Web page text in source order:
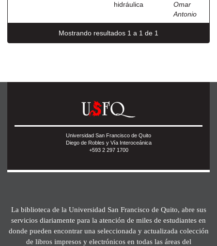
hidráulica
Omar
Antonio
Mostrando resultados 1 a 1 de 1
Universidad San Francisco de Quito
Diego de Robles y Vía Interoceánica
+593 2 297 1700
La biblioteca de la Universidad San Francisco de Quito, abre sus
servicios diariamente para la atención de miles de estudiantes en
donde pueden encontrar una seleccionada y actualizada colección
de libros impresos y electrónicos en todas las áreas del